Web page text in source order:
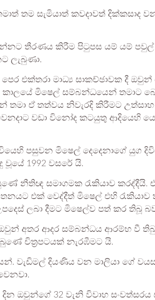
තම සැමියාත් කවදාවත් දික්කසාද
තීරණය කිරීම පිටුපස යම් යම් පවුල්
ලැබුණා.
එක්තරා මාධ්‍ය සාකච්ඡාවක දී
කාලයේ මිෂෙල් සම්බන්ධයෙන් තමාට
තමා ඒ තත්වය නිවැරදි කිරීමට
වඩා විනෝද කටයුතු ආදියෙහි
පසුවන මිෂෙල් දෙදෙනාගේ යුග
1992 වසරේ යි.
නීතිඥ සමාගමක රැකියාව කරද්දීයි.
එක් වෙද්දීත් මිෂෙල් එහි රැකියාව
ලබා දීමට මිෂෙල්ව පත් කර තිබූ
අතර ආදර සම්බන්ධය ආරම්භ වී
චිත්‍රපටයක් නැරඹීමට යි.
වැඩිමල් දියණිය වන මාලියා ගේ
ඔවුන්ගේ 32 වැනි විවාහ සංවත්සරය